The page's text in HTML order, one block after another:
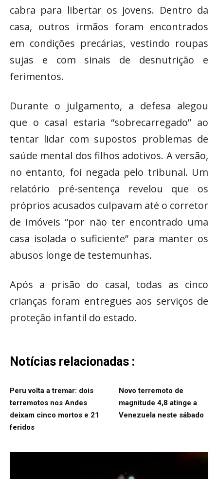
cabra para libertar os jovens. Dentro da
casa, outros irmãos foram encontrados
em condições precárias, vestindo roupas
sujas e com sinais de desnutrição e
ferimentos.
Durante o julgamento, a defesa alegou
que o casal estaria “sobrecarregado” ao
tentar lidar com supostos problemas de
saúde mental dos filhos adotivos. A versão,
no entanto, foi negada pelo tribunal. Um
relatório pré-sentença revelou que os
próprios acusados culpavam até o corretor
de imóveis “por não ter encontrado uma
casa isolada o suficiente” para manter os
abusos longe de testemunhas.
Após a prisão do casal, todas as cinco
crianças foram entregues aos serviços de
proteção infantil do estado.
Notícias relacionadas :
Peru volta a tremar: dois
terremotos nos Andes
deixam cinco mortos e 21
feridos
Novo terremoto de
magnitude 4,8 atinge a
Venezuela neste sábado